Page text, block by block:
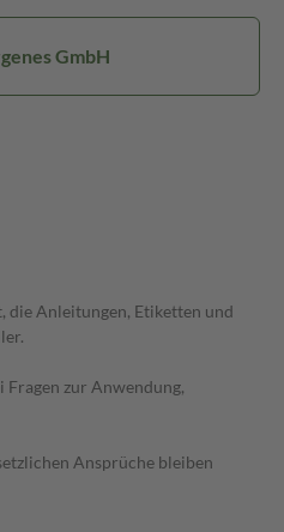
GmbH
die Anleitungen, Etiketten und
zur Anwendung,
Ansprüche bleiben